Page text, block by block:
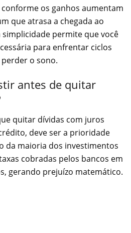
os ganhos aumentam
que atrasa a chegada ao
permite que você
para enfrentar ciclos
o sono.
antes de quitar
quitar dívidas com juros
deve ser a prioridade
da maioria dos investimentos
cobradas pelos bancos em
gerando prejuízo matemático.